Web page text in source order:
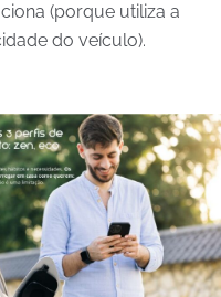
(porque utiliza a
do veículo).